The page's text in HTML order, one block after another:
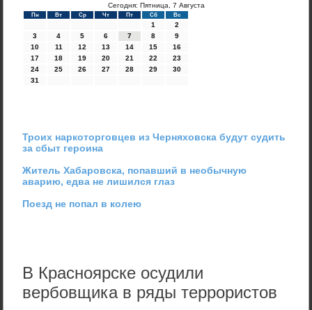
Сегодня: Пятница, 7 Августа
Пн Вт Ср Чт Пт Сб Вс
1
2
3
4 5 6 7 8
9
10
11 12 13 14 15
16
17
18 19 20 21 22
23
24
25 26 27 28 29
30
31
Троих наркоторговцев из Черняховска будут судить
за сбыт героина
Житель Хабаровска, попавший в необычную
аварию, едва не лишился глаз
Поезд не попал в колею
В Красноярске осудили
вербовщика в ряды террористов